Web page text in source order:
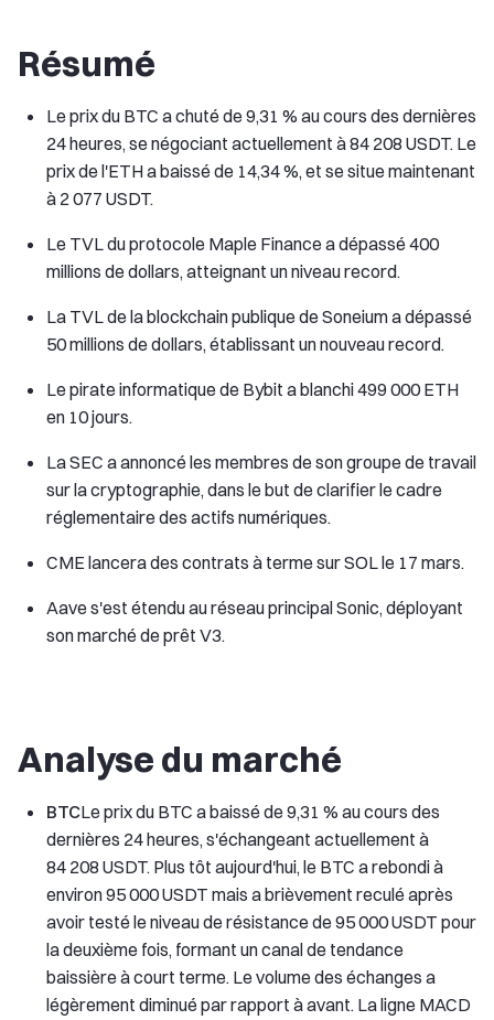
Résumé
Le prix du BTC a chuté de 9,31 % au cours des dernières
24 heures, se négociant actuellement à 84 208 USDT. Le
prix de l'ETH a baissé de 14,34 %, et se situe maintenant
à 2 077 USDT.
Le TVL du protocole Maple Finance a dépassé 400
millions de dollars, atteignant un niveau record.
La TVL de la blockchain publique de Soneium a dépassé
50 millions de dollars, établissant un nouveau record.
Le pirate informatique de Bybit a blanchi 499 000 ETH
en 10 jours.
La SEC a annoncé les membres de son groupe de travail
sur la cryptographie, dans le but de clarifier le cadre
réglementaire des actifs numériques.
CME lancera des contrats à terme sur SOL le 17 mars.
Aave s'est étendu au réseau principal Sonic, déployant
son marché de prêt V3.
Analyse du marché
BTCLe prix du BTC a baissé de 9,31 % au cours des
dernières 24 heures, s'échangeant actuellement à
84 208 USDT. Plus tôt aujourd'hui, le BTC a rebondi à
environ 95 000 USDT mais a brièvement reculé après
avoir testé le niveau de résistance de 95 000 USDT pour
la deuxième fois, formant un canal de tendance
baissière à court terme. Le volume des échanges a
légèrement diminué par rapport à avant. La ligne MACD